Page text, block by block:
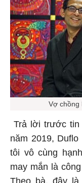
Vợ chồng
Trả lời trước
năm 2019,
tôi vô cùng
may mắn là
Theo bà, đây